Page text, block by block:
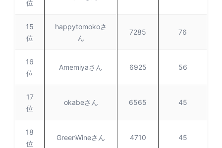
位
15
位
happytomokoさ
ん
7285 76
16
位
Amemiyaさん 6925 56
17
位
okabeさん 6565 45
18
位
GreenWineさん 4710 45